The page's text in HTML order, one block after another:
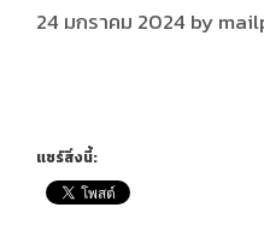
24 มกราคม 2024 by
แชร์สิ่งนี้: